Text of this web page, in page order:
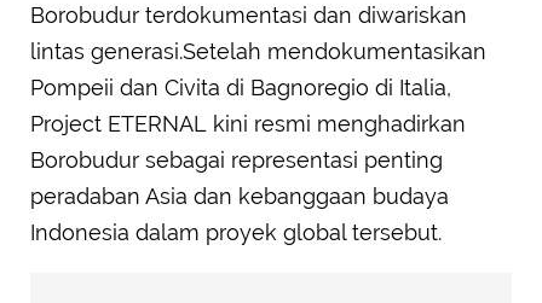
Borobudur terdokumentasi dan diwariskan
lintas generasi.Setelah mendokumentasikan
Pompeii dan Civita di Bagnoregio di Italia,
Project ETERNAL kini resmi menghadirkan
Borobudur sebagai representasi penting
peradaban Asia dan kebanggaan budaya
Indonesia dalam proyek global tersebut.